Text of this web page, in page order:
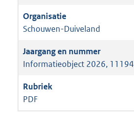
Schouwen-Duiveland
Informatieobject 2026, 11194
PDF